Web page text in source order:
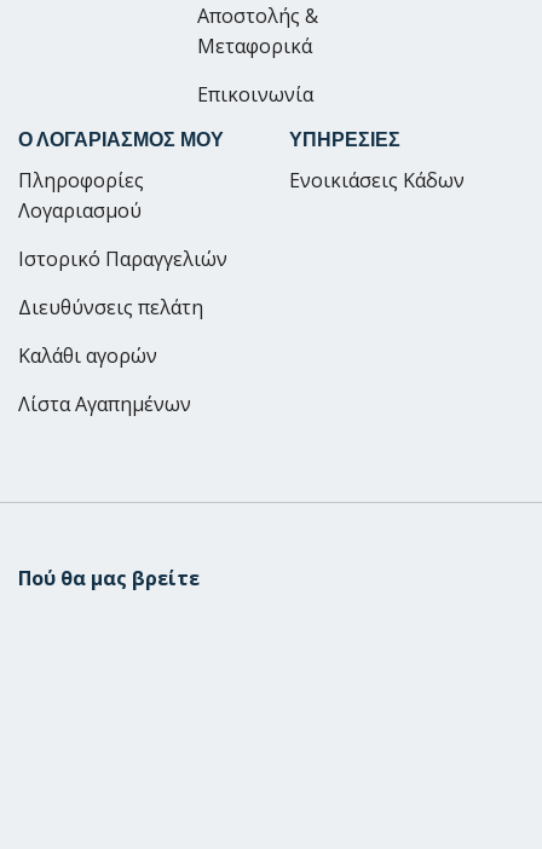
Αποστολής &
Μεταφορικά
Επικοινωνία
Ο ΛΟΓΑΡΙΑΣΜΟΣ ΜΟΥ
Πληροφορίες
Λογαριασμού
Ιστορικό Παραγγελιών
Διευθύνσεις πελάτη
Καλάθι αγορών
Λίστα Αγαπημένων
ΥΠΗΡΕΣΙΕΣ
Ενοικιάσεις Κάδων
Πού θα μας βρείτε